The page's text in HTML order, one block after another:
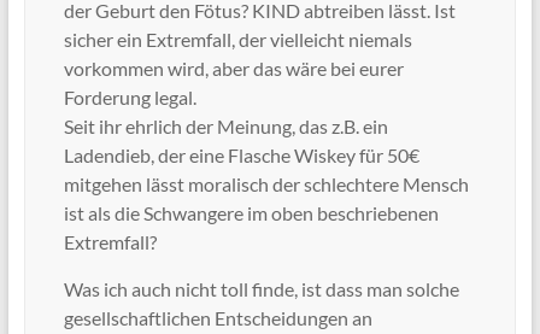
der Geburt den Fötus? KIND abtreiben lässt. Ist
sicher ein Extremfall, der vielleicht niemals
vorkommen wird, aber das wäre bei eurer
Forderung legal.
Seit ihr ehrlich der Meinung, das z.B. ein
Ladendieb, der eine Flasche Wiskey für 50€
mitgehen lässt moralisch der schlechtere Mensch
ist als die Schwangere im oben beschriebenen
Extremfall?
Was ich auch nicht toll finde, ist dass man solche
gesellschaftlichen Entscheidungen an